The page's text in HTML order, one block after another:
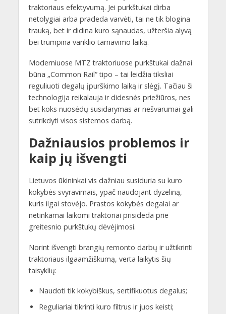
traktoriaus efektyvumą. Jei purkštukai dirba
netolygiai arba pradeda varvėti, tai ne tik blogina
trauką, bet ir didina kuro sąnaudas, užteršia alyvą
bei trumpina variklio tarnavimo laiką.
Moderniuose MTZ traktoriuose purkštukai dažnai
būna „Common Rail“ tipo – tai leidžia tiksliai
reguliuoti degalų įpurškimo laiką ir slėgį. Tačiau ši
technologija reikalauja ir didesnės priežiūros, nes
bet koks nuosėdų susidarymas ar nešvarumai gali
sutrikdyti visos sistemos darbą.
Dažniausios problemos ir
kaip jų išvengti
Lietuvos ūkininkai vis dažniau susiduria su kuro
kokybės svyravimais, ypač naudojant dyzeliną,
kuris ilgai stovėjo. Prastos kokybės degalai ar
netinkamai laikomi traktoriai prisideda prie
greitesnio purkštukų dėvėjimosi.
Norint išvengti brangių remonto darbų ir užtikrinti
traktoriaus ilgaamžiškumą, verta laikytis šių
taisyklių:
Naudoti tik kokybiškus, sertifikuotus degalus;
Reguliariai tikrinti kuro filtrus ir juos keisti;